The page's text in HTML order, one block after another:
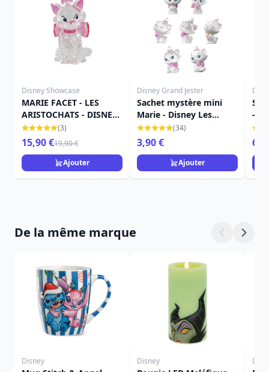
Disney Showcase
MARIE FACET - LES
ARISTOCHATS - DISNEY
FACETS (3)
15,90 €19,90 €
Ajouter
Disney Grand Jester
Sachet mystère mini
Marie - Disney Les
Aristochats
(34)
3,90 €
Ajouter
-
De la même marque
Disney Disney